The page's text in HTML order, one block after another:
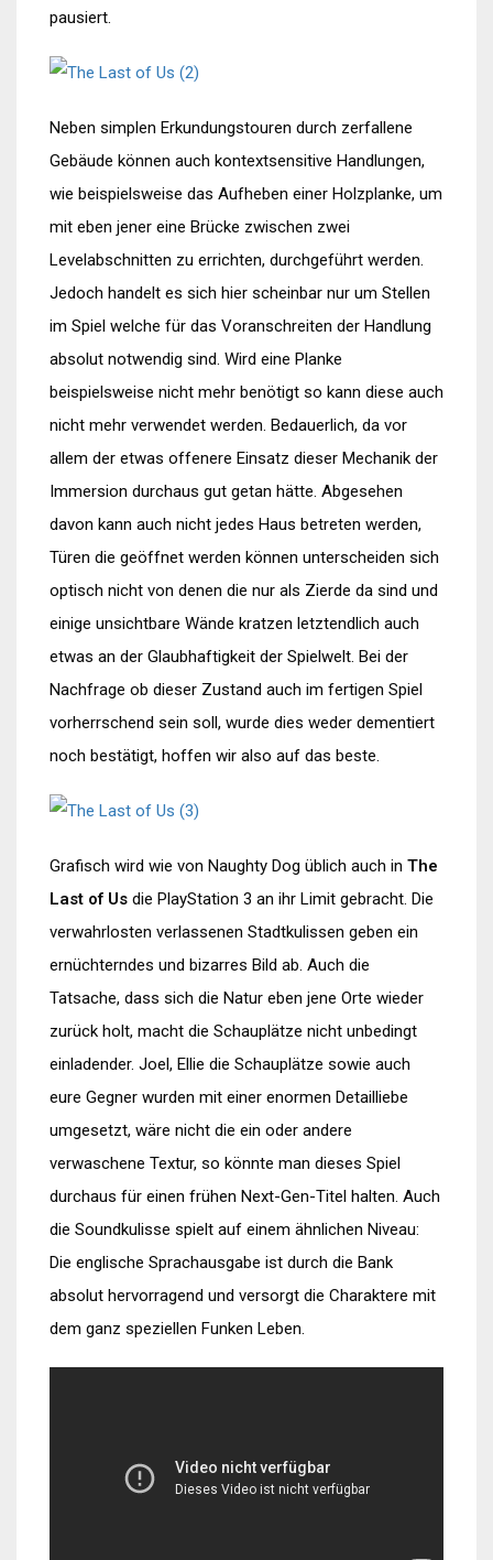
pausiert.
Neben simplen Erkundungstouren durch zerfallene
Gebäude können auch kontextsensitive Handlungen,
wie beispielsweise das Aufheben einer Holzplanke, um
mit eben jener eine Brücke zwischen zwei
Levelabschnitten zu errichten, durchgeführt werden.
Jedoch handelt es sich hier scheinbar nur um Stellen
im Spiel welche für das Voranschreiten der Handlung
absolut notwendig sind. Wird eine Planke
beispielsweise nicht mehr benötigt so kann diese auch
nicht mehr verwendet werden. Bedauerlich, da vor
allem der etwas offenere Einsatz dieser Mechanik der
Immersion durchaus gut getan hätte. Abgesehen
davon kann auch nicht jedes Haus betreten werden,
Türen die geöffnet werden können unterscheiden sich
optisch nicht von denen die nur als Zierde da sind und
einige unsichtbare Wände kratzen letztendlich auch
etwas an der Glaubhaftigkeit der Spielwelt. Bei der
Nachfrage ob dieser Zustand auch im fertigen Spiel
vorherrschend sein soll, wurde dies weder dementiert
noch bestätigt, hoffen wir also auf das beste.
Grafisch wird wie von Naughty Dog üblich auch in The
Last of Us die PlayStation 3 an ihr Limit gebracht. Die
verwahrlosten verlassenen Stadtkulissen geben ein
ernüchterndes und bizarres Bild ab. Auch die
Tatsache, dass sich die Natur eben jene Orte wieder
zurück holt, macht die Schauplätze nicht unbedingt
einladender. Joel, Ellie die Schauplätze sowie auch
eure Gegner wurden mit einer enormen Detailliebe
umgesetzt, wäre nicht die ein oder andere
verwaschene Textur, so könnte man dieses Spiel
durchaus für einen frühen Next-Gen-Titel halten. Auch
die Soundkulisse spielt auf einem ähnlichen Niveau:
Die englische Sprachausgabe ist durch die Bank
absolut hervorragend und versorgt die Charaktere mit
dem ganz speziellen Funken Leben.